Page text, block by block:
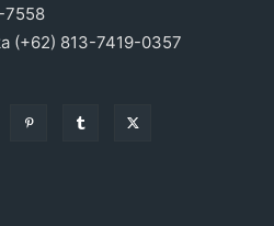
7558
(+62) 813-7419-0357